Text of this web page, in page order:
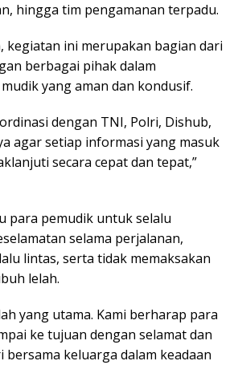
hingga tim pengamanan terpadu.
kegiatan ini merupakan bagian dari
berbagai pihak dalam
yang aman dan kondusif.
dengan TNI, Polri, Dishub,
agar setiap informasi yang masuk
secara cepat dan tepat,”
para pemudik untuk selalu
selama perjalanan,
lintas, serta tidak memaksakan
lelah.
yang utama. Kami berharap para
ke tujuan dengan selamat dan
keluarga dalam keadaan